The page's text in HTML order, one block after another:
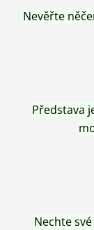
Nevěřte
Představa
Nechte